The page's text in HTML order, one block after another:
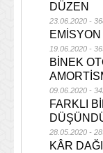
DÜZEN
23.06.2020 -
19.06.2020 -
BİNEK
09.06.2020 -
FARKLI
28.05.2020 -
KÂR